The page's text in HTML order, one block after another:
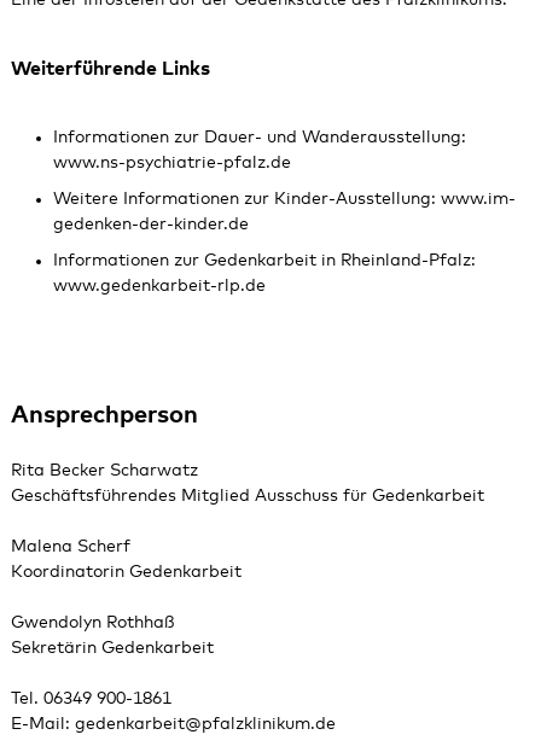
Weiterführende Links
Informationen zur Dauer- und Wanderausstellung:
www.ns-psychiatrie-pfalz.de
Weitere Informationen zur Kinder-Ausstellung: www.im-
gedenken-der-kinder.de
Informationen zur Gedenkarbeit in Rheinland-Pfalz:
www.gedenkarbeit-rlp.de
Ansprechperson
Rita Becker Scharwatz
Geschäftsführendes Mitglied Ausschuss für Gedenkarbeit
Malena Scherf
Koordinatorin Gedenkarbeit
Gwendolyn Rothhaß
Sekretärin Gedenkarbeit
Tel. 06349 900-1861
E-Mail: gedenkarbeit@pfalzklinikum.de